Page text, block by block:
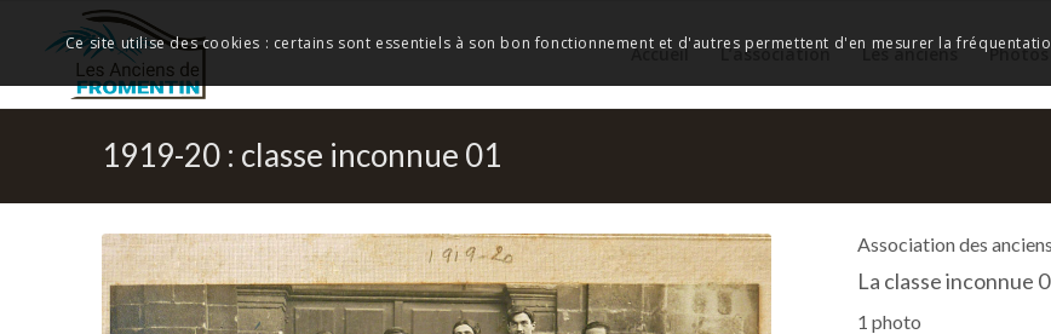
Accueil L’association Les anciens
1919-20 : classe inconnue 01
Association des
La classe inconnue
1 photo
Ce site utilise des cookies : certains sont essentiels à son bon fonctionnement et d'autres permettent d'en mesurer la